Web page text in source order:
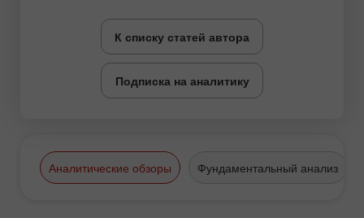
К списку статей автора
Подписка на аналитику
Аналитические обзоры Фундаментальный анализ